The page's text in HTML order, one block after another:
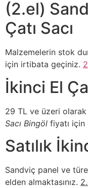
(2.el)
Çatı Sacı
Malzemelerin stok
için irtibata geçiniz.
İkinci El
29 TL ve üzeri
Sacı Bingöl fiyatı
Satılık
Sandviç panel ve
elden almaktasınız.